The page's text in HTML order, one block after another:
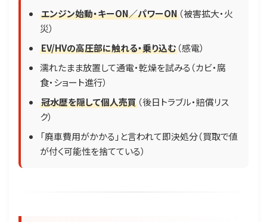
エンジン始動・キーON／パワーON （被害拡大・火
災）
EV/HVの高圧部に触れる・乗り込む （感電）
濡れたまま放置して通電・乾燥を試みる（カビ・腐
食・ショート進行）
冠水歴を隠して個人売買 （後日トラブル・賠償リス
ク）
「廃車費用がかかる」と言われて即決処分（買取で値
が付く可能性を捨てている）